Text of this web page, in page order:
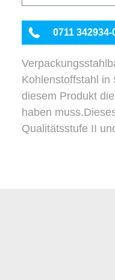
0711 342934-
Kohlenstoffstahl in
diesem Produkt
haben
Qualitätsstufe II